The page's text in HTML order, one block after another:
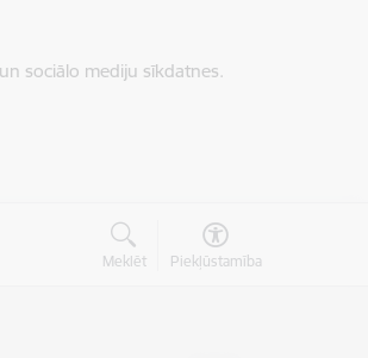
sociālo mediju sīkdatnes.
Meklēt Piekļūstamība